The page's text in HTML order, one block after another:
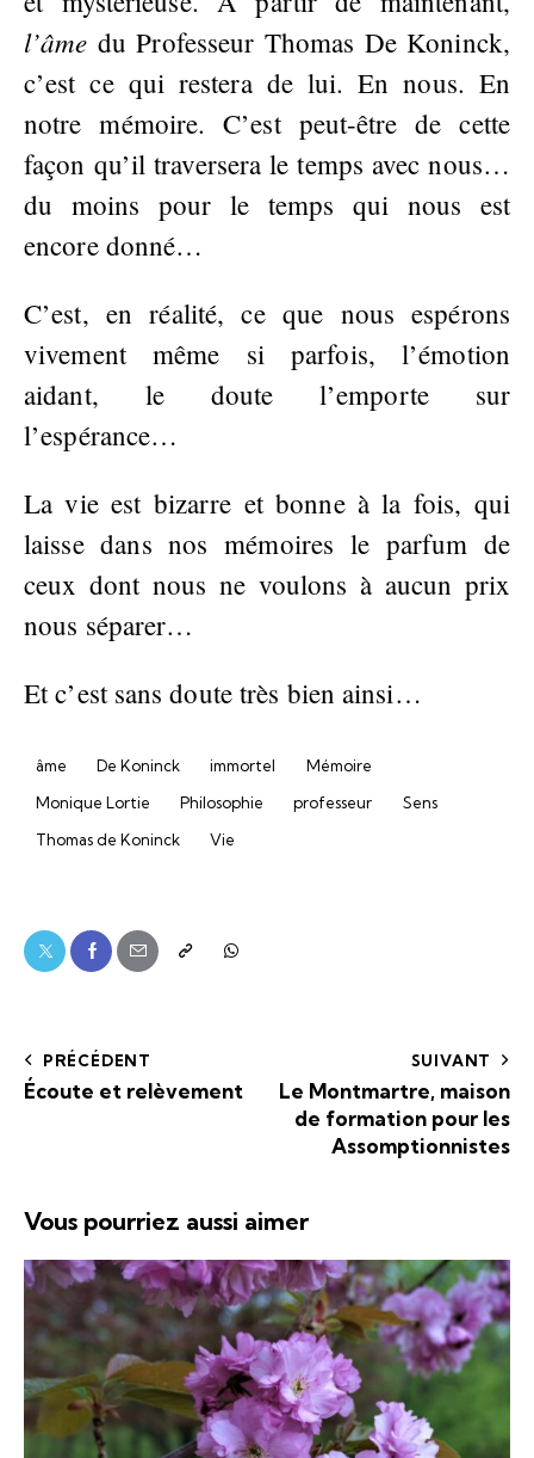
l’âme du Professeur Thomas De Koninck,
c’est ce qui restera de lui. En nous. En
notre mémoire. C’est peut-être de cette
façon qu’il traversera le temps avec nous…
du moins pour le temps qui nous est
encore donné…
C’est, en réalité, ce que nous espérons
vivement même si parfois, l’émotion
aidant, le doute l’emporte sur
l’espérance…
La vie est bizarre et bonne à la fois, qui
laisse dans nos mémoires le parfum de
ceux dont nous ne voulons à aucun prix
nous séparer…
Et c’est sans doute très bien ainsi…
âme De Koninck immortel
Mémoire
Monique Lortie
Philosophie professeur
Sens
Thomas de Koninck
Vie
PRÉCÉDENT
Écoute et relèvement
SUIVANT
Le Montmartre, maison
de formation pour les
Assomptionnistes
Vous pourriez aussi aimer